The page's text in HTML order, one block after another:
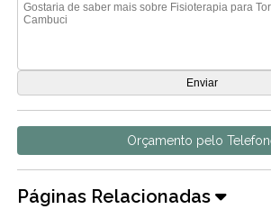
Orçamento pelo
Páginas Relacionadas